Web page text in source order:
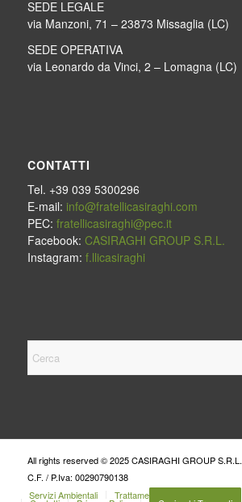
SEDE LEGALE
via Manzoni, 71 – 23873 Missaglia (LC)
SEDE OPERATIVA
via Leonardo da Vinci, 2 – Lomagna (LC)
CONTATTI
Tel. +39 039 5300296
E-mail: info@fratellicasiraghi.com
PEC: fratellicasiraghi@pec.it
Facebook: CASIRAGHI GROUP S.R.L.
Instagram: f.llicasiraghi
All rights reserved © 2025 CASIRAGHI GROUP S.R.L.
C.F. / P.Iva: 00290790138
Servizi Ambientali
Trattamenti Ecologici Industriali